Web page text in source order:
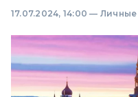
17.07.2024, 14:00 —